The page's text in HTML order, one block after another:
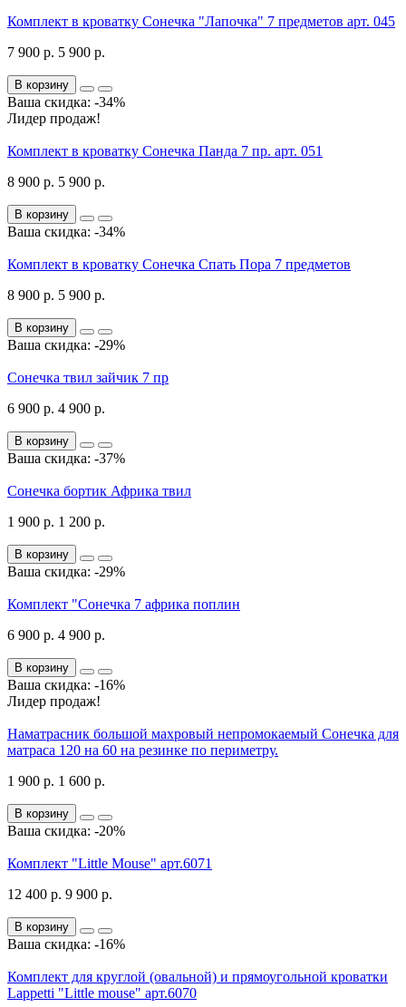
Комплект в кроватку Сонечка "Лапочка" 7 предметов арт. 045
7 900 р. 5 900 р.
В корзину
Ваша скидка: -34%
Лидер продаж!
Комплект в кроватку Сонечка Панда 7 пр. арт. 051
8 900 р. 5 900 р.
В корзину
Ваша скидка: -34%
Комплект в кроватку Сонечка Спать Пора 7 предметов
8 900 р. 5 900 р.
В корзину
Ваша скидка: -29%
Сонечка твил зайчик 7 пр
6 900 р. 4 900 р.
В корзину
Ваша скидка: -37%
Сонечка бортик Африка твил
1 900 р. 1 200 р.
В корзину
Ваша скидка: -29%
Комплект "Сонечка 7 африка поплин
6 900 р. 4 900 р.
В корзину
Ваша скидка: -16%
Лидер продаж!
Наматрасник большой махровый непромокаемый Сонечка для
матраса 120 на 60 на резинке по периметру.
1 900 р. 1 600 р.
В корзину
Ваша скидка: -20%
Комплект "Little Mouse" арт.6071
12 400 р. 9 900 р.
В корзину
Ваша скидка: -16%
Комплект для круглой (овальной) и прямоугольной кроватки
Lappetti "Little mouse" арт.6070